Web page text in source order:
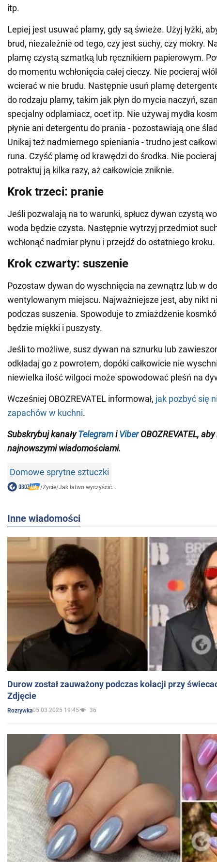
itp.
Lepiej jest usuwać plamy, gdy są świeże. Użyj łyżki,
brud, niezależnie od tego, czy jest suchy, czy mokry.
plamę czystą szmatką lub ręcznikiem papierowym.
do momentu wchłonięcia całej cieczy. Nie pocieraj
wcierać w nie brudu. Następnie usuń plamę
do rodzaju plamy, takim jak płyn do mycia naczyń,
specjalny odplamiacz, ocet itp. Nie używaj mydła
płynie ani detergentu do prania - pozostawiają one
Unikaj też nadmiernego spieniania - trudno jest
runa. Czyść plamę od krawędzi do środka. Nie
potraktuj ją kilka razy, aż całkowicie zniknie.
Krok trzeci: pranie
Jeśli pozwalają na to warunki, spłucz dywan czystą
woda będzie czysta. Następnie wytrzyj przedmiot
wchłonąć nadmiar płynu i przejdź do ostatniego kroku.
Krok czwarty: suszenie
Pozostaw dywan do wyschnięcia na zewnątrz lub w
wentylowanym miejscu. Najważniejsze jest, aby nikt
podczas suszenia. Spowoduje to zmiażdżenie
będzie miękki i puszysty.
Jeśli to możliwe, susz dywan na sznurku lub
odkładaj go z powrotem, dopóki całkowicie nie
niewielka ilość wilgoci może spowodować pleśń na
Wcześniej OBOZREVATEL informował, jak pozbyć się
zapachów w kuchni.
Subskrybuj kanałyTelegramiViberOBOZREVATEL,
najnowszymi wiadomościami.
Domowe sprytne sztuczki
/Życie/Jak łatwo wyczyścić...
Inne wiadomości
Durow został zauważony podczas kolacji przy
Zdjęcie
Rozrywka05.03.2025 19:45 36